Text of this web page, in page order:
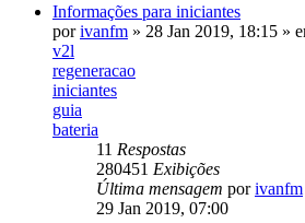
Informações para iniciantes
porivanfm » 28 Jan 2019, 18:15 »
v2l
regeneracao
iniciantes
guia
bateria
11 Respostas
280451 Exibições
Última mensagem porivanfm
29 Jan 2019, 07:00